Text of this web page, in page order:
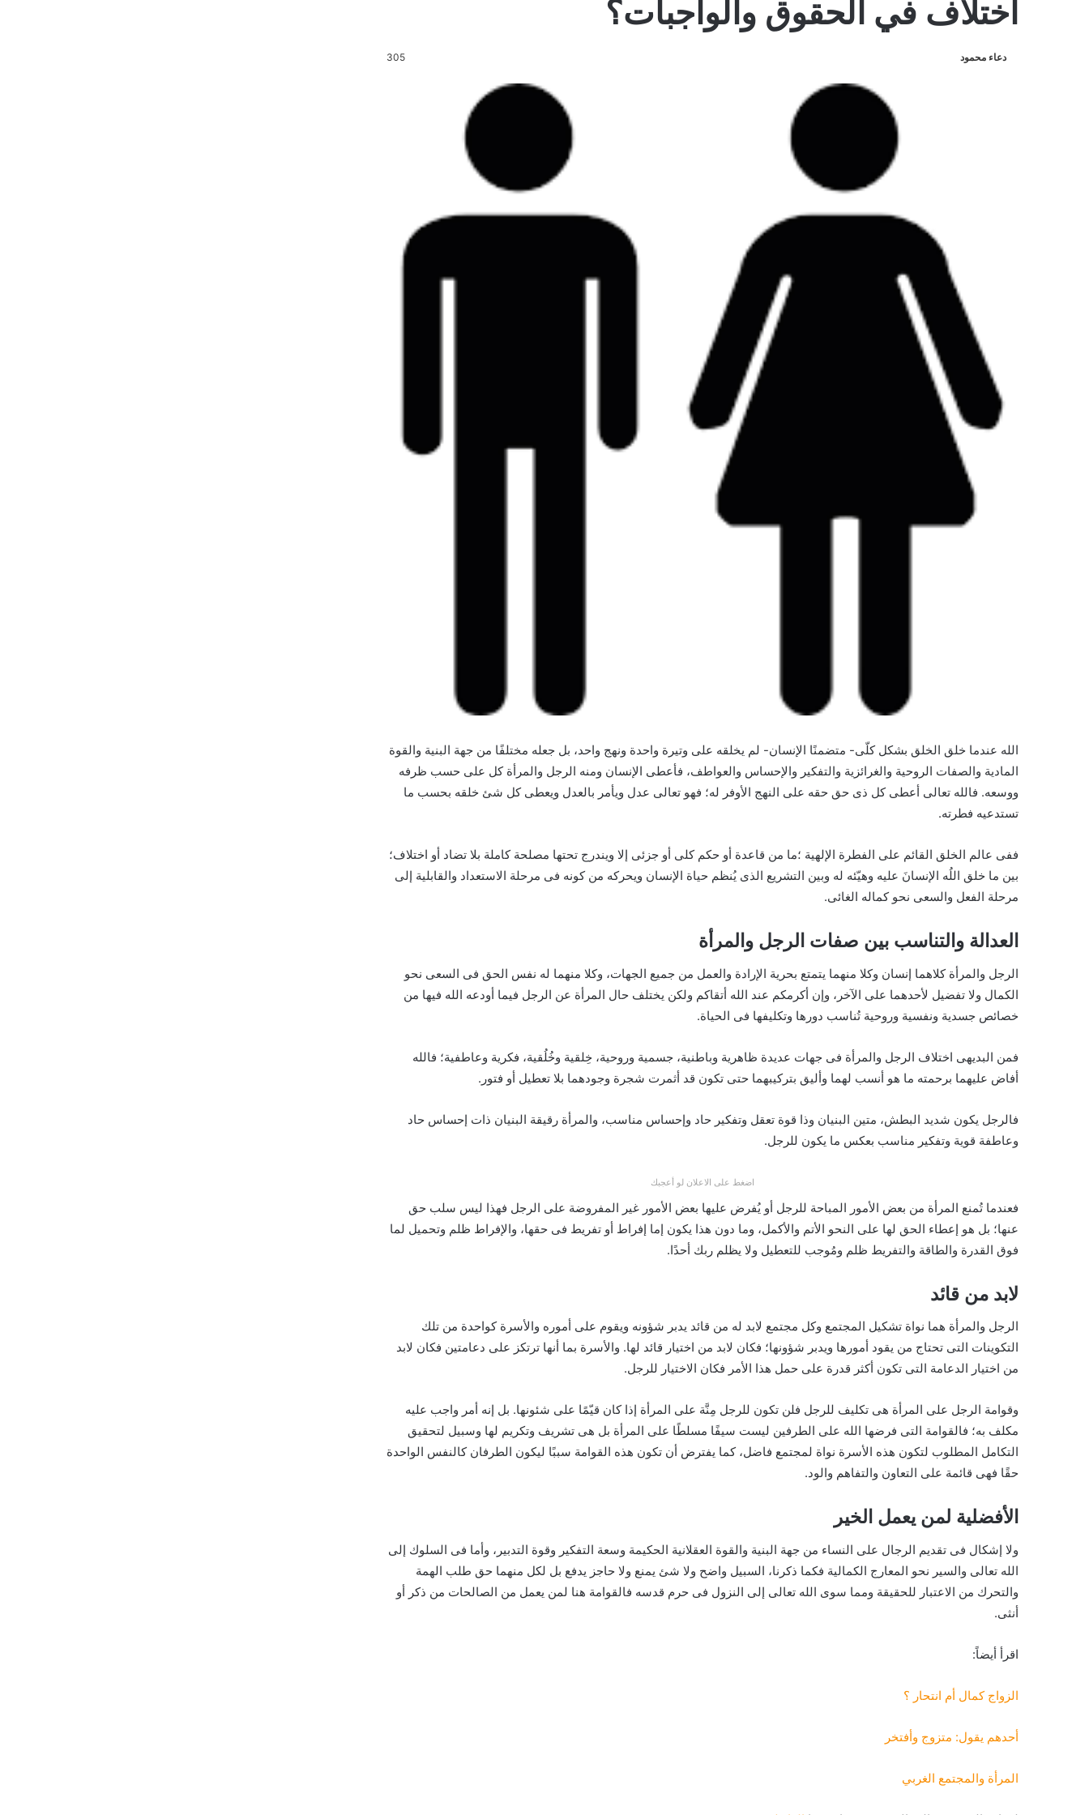
اختلاف في الحقوق والواجبات؟
دعاء محمود 305
الله عندما خلق الخلق بشكل كلّى- متضمنًا الإنسان- لم يخلقه على وتيرة واحدة ونهج واحد، بل جعله مختلفًا من جهة البنية والقوة
المادية والصفات الروحية والغرائزية والتفكير والإحساس والعواطف، فأعطى الإنسان ومنه الرجل والمرأة كل على حسب ظرفه
ووسعه. فالله تعالى أعطى كل ذى حق حقه على النهج الأوفر له؛ فهو تعالى عدل ويأمر بالعدل ويعطى كل شئ خلقه بحسب ما
تستدعيه فطرته.
ففى عالم الخلق القائم على الفطرة الإلهية ؛ما من قاعدة أو حكم كلى أو جزئى إلا ويندرج تحتها مصلحة كاملة بلا تضاد أو اختلاف؛
بين ما خلق اللُه الإنسانَ عليه وهيّئه له وبين التشريع الذى يُنظم حياة الإنسان ويحركه من كونه فى مرحلة الاستعداد والقابلية إلى
مرحلة الفعل والسعى نحو كماله الغائى.
العدالة والتناسب بين صفات الرجل والمرأة
الرجل والمرأة كلاهما إنسان وكلا منهما يتمتع بحرية الإرادة والعمل من جميع الجهات، وكلا منهما له نفس الحق فى السعى نحو
الكمال ولا تفضيل لأحدهما على الآخر، وإن أكرمكم عند الله أتقاكم ولكن يختلف حال المرأة عن الرجل فيما أودعه الله فيها من
خصائص جسدية ونفسية وروحية تُناسب دورها وتكليفها فى الحياة.
فمن البديهى اختلاف الرجل والمرأة فى جهات عديدة ظاهرية وباطنية، جسمية وروحية، خِلقية وخُلُقية، فكرية وعاطفية؛ فالله
أفاض عليهما برحمته ما هو أنسب لهما وأليق بتركيبهما حتى تكون قد أثمرت شجرة وجودهما بلا تعطيل أو فتور.
فالرجل يكون شديد البطش، متين البنيان وذا قوة تعقل وتفكير حاد وإحساس مناسب، والمرأة رقيقة البنيان ذات إحساس حاد
وعاطفة قوية وتفكير مناسب بعكس ما يكون للرجل.
اضغط على الاعلان لو أعجبك
فعندما تُمنع المرأة من بعض الأمور المباحة للرجل أو يُفرض عليها بعض الأمور غير المفروضة على الرجل فهذا ليس سلب حق
عنها؛ بل هو إعطاء الحق لها على النحو الأتم والأكمل، وما دون هذا يكون إما إفراط أو تفريط فى حقها، والإفراط ظلم وتحميل لما
فوق القدرة والطاقة والتفريط ظلم ومُوجب للتعطيل ولا يظلم ربك أحدًا.
لابد من قائد
الرجل والمرأة هما نواة تشكيل المجتمع وكل مجتمع لابد له من قائد يدبر شؤونه ويقوم على أموره والأسرة كواحدة من تلك
التكوينات التى تحتاج من يقود أمورها ويدبر شؤونها؛ فكان لابد من اختيار قائد لها. والأسرة بما أنها ترتكز على دعامتين فكان لابد
من اختيار الدعامة التى تكون أكثر قدرة على حمل هذا الأمر فكان الاختيار للرجل.
وقوامة الرجل على المرأة هى تكليف للرجل فلن تكون للرجل مِنَّة على المرأة إذا كان قيّمًا على شئونها. بل إنه أمر واجب عليه
مكلف به؛ فالقوامة التى فرضها الله على الطرفين ليست سيفًا مسلطًا على المرأة بل هى تشريف وتكريم لها وسبيل لتحقيق
التكامل المطلوب لتكون هذه الأسرة نواة لمجتمع فاضل، كما يفترض أن تكون هذه القوامة سببًا ليكون الطرفان كالنفس الواحدة
حقًا فهى قائمة على التعاون والتفاهم والود.
الأفضلية لمن يعمل الخير
ولا إشكال فى تقديم الرجال على النساء من جهة البنية والقوة العقلانية الحكيمة وسعة التفكير وقوة التدبير، وأما فى السلوك إلى
الله تعالى والسير نحو المعارج الكمالية فكما ذكرنا، السبيل واضح ولا شئ يمنع ولا حاجز يدفع بل لكل منهما حق طلب الهمة
والتحرك من الاعتبار للحقيقة ومما سوى الله تعالى إلى النزول فى حرم قدسه فالقوامة هنا لمن يعمل من الصالحات من ذكر أو
أنثى.
اقرأ أيضاً:
الزواج كمال أم انتحار ؟
أحدهم يقول: متزوج وأفتخر
المرأة والمجتمع الغربي